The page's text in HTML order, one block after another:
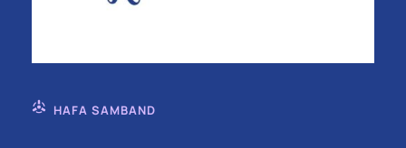
HAFA SAMBAND